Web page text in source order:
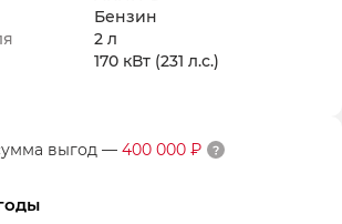
Бензин
2 л
170 кВт (231 л.с.)
выгод — 400 000 ₽